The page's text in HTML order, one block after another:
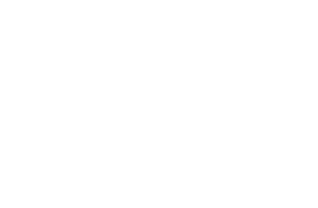
la primirea comenzii. Plata se face integral la plasarea